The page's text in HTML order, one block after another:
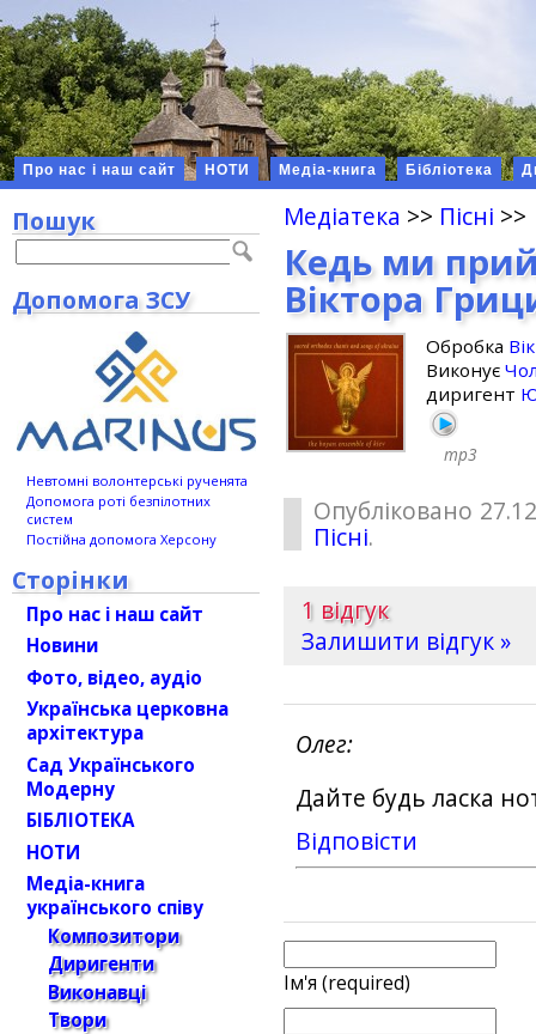
Про нас і наш сайт НОТИ Медіа-книга Бібліотека
Медіатека >> Пісні >>
Кедь ми
Віктора
Обробка
Виконує
диригент
mp3
Опубліковано
Пісні.
1 відгук
Залишити відгук »
Олег
Дайте будь ласка
Відповіcти
Ім'я (required)
Пошук
Допомога ЗСУ
Невтомні волонтерські рученята
Допомога роті безпілотних
систем
Постійна допомога Херсону
Сторінки
Про нас і наш сайт
Новини
Фото, відео, аудіо
Українська церковна
архітектура
Сад Українського
Модерну
БІБЛІОТЕКА
НОТИ
Медіа-книга
українського співу
Композитори
Диригенти
Виконавці
Твори